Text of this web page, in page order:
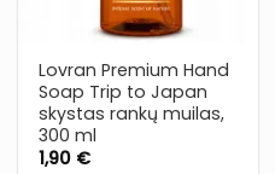
Lovran Premium Hand
Soap Trip to Japan
skystas rankų muilas,
300 ml
1,90 €